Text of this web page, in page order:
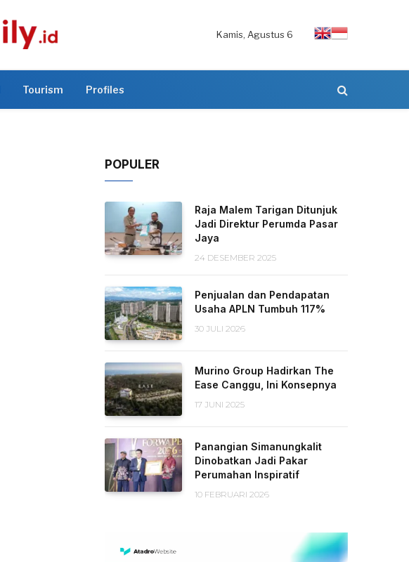
Kamis, Agustus 6
Tourism Profiles
POPULER
Raja Malem Tarigan Ditunjuk
Jadi Direktur Perumda Pasar
Jaya
24 DESEMBER 2025
Penjualan dan Pendapatan
Usaha APLN Tumbuh 117%
30 JULI 2026
Murino Group Hadirkan The
Ease Canggu, Ini Konsepnya
17 JUNI 2025
Panangian Simanungkalit
Dinobatkan Jadi Pakar
Perumahan Inspiratif
10 FEBRUARI 2026